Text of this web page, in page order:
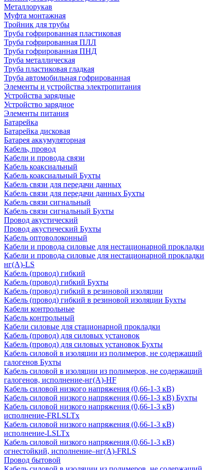
Металлорукав
Муфта монтажная
Тройник для трубы
Труба гофрированная пластиковая
Труба гофрированная ПЛЛ
Труба гофрированная ПНД
Труба металлическая
Труба пластиковая гладкая
Труба автомобильная гофрированная
Элементы и устройства электропитания
Устройства зарядные
Устройство зарядное
Элементы питания
Батарейка
Батарейка дисковая
Батарея аккумуляторная
Кабель, провод
Кабели и провода связи
Кабель коаксиальный
Кабель коаксиальный Бухты
Кабель связи для передачи данных
Кабель связи для передачи данных Бухты
Кабель связи сигнальный
Кабель связи сигнальный Бухты
Провод акустический
Провод акустический Бухты
Кабель оптоволоконный
Кабели и провода силовые для нестационарной прокладки
Кабели и провода силовые для нестационарной прокладки
нг(А)-LS
Кабель (провод) гибкий
Кабель (провод) гибкий Бухты
Кабель (провод) гибкий в резиновой изоляции
Кабель (провод) гибкий в резиновой изоляции Бухты
Кабели контрольные
Кабель контрольный
Кабели силовые для стационарной прокладки
Кабель (провод) для силовых установок
Кабель (провод) для силовых установок Бухты
Кабель силовой в изоляции из полимеров, не содержащий
галогенов Бухты
Кабель силовой в изоляции из полимеров, не содержащий
галогенов, исполнение-нг(А)-HF
Кабель силовой низкого напряжения (0,66-1-3 кВ)
Кабель силовой низкого напряжения (0,66-1-3 кВ) Бухты
Кабель силовой низкого напряжения (0,66-1-3 кВ)
исполнение-FRLSLTx
Кабель силовой низкого напряжения (0,66-1-3 кВ)
исполнение-LSLTx
Кабель силовой низкого напряжения (0,66-1-3 кВ)
огнестойкий, исполнение–нг(А)-FRLS
Провод бытовой